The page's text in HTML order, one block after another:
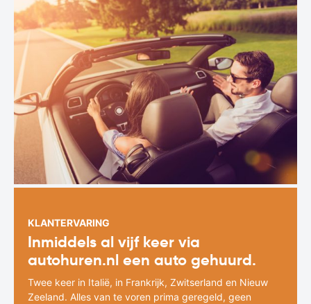
KLANTERVARING
Inmiddels al vijf keer via
autohuren.nl een auto gehuurd.
Twee keer in Italië, in Frankrijk, Zwitserland en Nieuw
Zeeland. Alles van te voren prima geregeld, geen